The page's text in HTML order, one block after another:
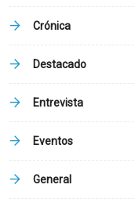
Crónica
Destacado
Entrevista
Eventos
General